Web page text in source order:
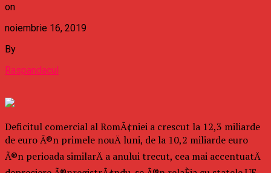
on
noiembrie 16, 2019
By
Raspandacul
Deficitul comercial al RomÃ¢niei a crescut la 12,3 miliarde
de euro Ã®n primele nouÄ luni, de la 10,2 miliarde euro
Ã®n perioada similarÄ a anului trecut, cea mai accentuatÄ